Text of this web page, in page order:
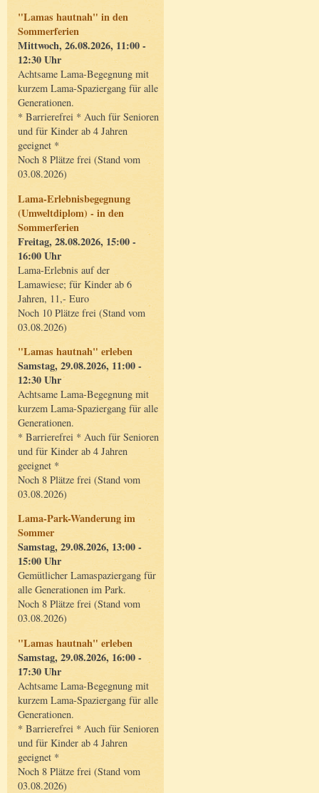
"Lamas hautnah" in den
Sommerferien
Mittwoch, 26.08.2026, 11:00 -
12:30 Uhr
Achtsame Lama-Begegnung mit
kurzem Lama-Spaziergang für alle
Generationen.
* Barrierefrei * Auch für Senioren
und für Kinder ab 4 Jahren
geeignet *
Noch 8 Plätze frei (Stand vom
03.08.2026)
Lama-Erlebnisbegegnung
(Umweltdiplom) - in den
Sommerferien
Freitag, 28.08.2026, 15:00 -
16:00 Uhr
Lama-Erlebnis auf der
Lamawiese; für Kinder ab 6
Jahren, 11,- Euro
Noch 10 Plätze frei (Stand vom
03.08.2026)
"Lamas hautnah" erleben
Samstag, 29.08.2026, 11:00 -
12:30 Uhr
Achtsame Lama-Begegnung mit
kurzem Lama-Spaziergang für alle
Generationen.
* Barrierefrei * Auch für Senioren
und für Kinder ab 4 Jahren
geeignet *
Noch 8 Plätze frei (Stand vom
03.08.2026)
Lama-Park-Wanderung im
Sommer
Samstag, 29.08.2026, 13:00 -
15:00 Uhr
Gemütlicher Lamaspaziergang für
alle Generationen im Park.
Noch 8 Plätze frei (Stand vom
03.08.2026)
"Lamas hautnah" erleben
Samstag, 29.08.2026, 16:00 -
17:30 Uhr
Achtsame Lama-Begegnung mit
kurzem Lama-Spaziergang für alle
Generationen.
* Barrierefrei * Auch für Senioren
und für Kinder ab 4 Jahren
geeignet *
Noch 8 Plätze frei (Stand vom
03.08.2026)